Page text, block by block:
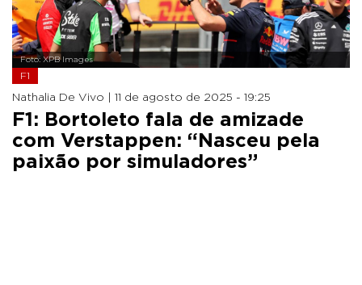
Foto: XPB Images
F1
Nathalia De Vivo | 11 de agosto de 2025 - 19:25
F1: Bortoleto fala de amizade
com Verstappen: “Nasceu pela
paixão por simuladores”